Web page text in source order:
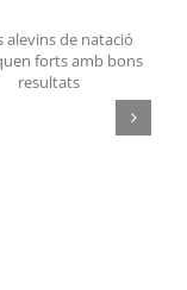
Grans resultats a la
Lliga de Figures Aleví i
Infantil